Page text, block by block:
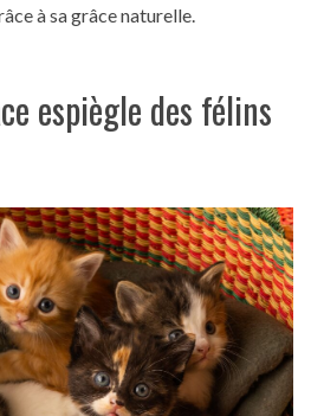
à sa grâce naturelle.
espiègle des félins